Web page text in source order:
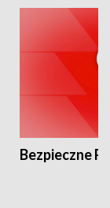
Bezpieczne